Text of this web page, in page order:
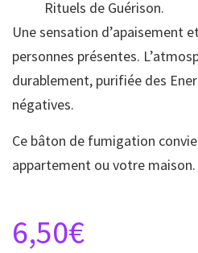
Rituels de Guérison.
Une sensation d’apaisement
personnes présentes.
durablement, purifiée des
négatives.
Ce bâton de fumigation
appartement ou votre maison.
6,50€